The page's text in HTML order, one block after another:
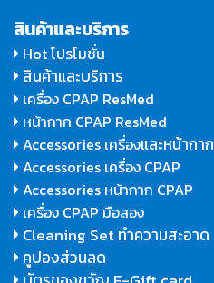
สินค้าและบริการ
Hot โปรโมชั่น
สินค้าและบริการ
เครื่อง CPAP ResMed
หน้ากาก CPAP ResMed
Accessories เครื่องและหน้ากาก
Accessories เครื่อง CPAP
Accessories หน้ากาก CPAP
เครื่อง CPAP มือสอง
Cleaning Set ทำความสะอาด
คูปองส่วนลด